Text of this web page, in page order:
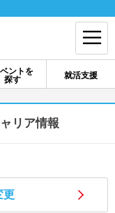
ントを
探す
就活支援
グイン
ワードを忘れた方はこちら
【1～3年生】
リア情報
更